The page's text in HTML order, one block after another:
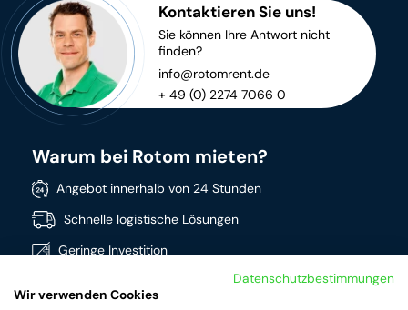
Kontaktieren Sie uns!
Sie können Ihre Antwort nicht
finden?
info@rotomrent.de
+ 49 (0) 2274 7066 0
Warum bei Rotom mieten?
Angebot innerhalb von 24 Stunden
Schnelle logistische Lösungen
Geringe Investition
Datenschutzbestimmungen
Wir verwenden Cookies